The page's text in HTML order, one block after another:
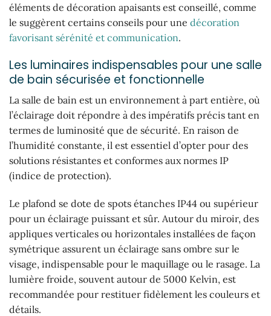
éléments de décoration apaisants est conseillé, comme
le suggèrent certains conseils pour une décoration
favorisant sérénité et communication.
Les luminaires indispensables pour une salle
de bain sécurisée et fonctionnelle
La salle de bain est un environnement à part entière, où
l’éclairage doit répondre à des impératifs précis tant en
termes de luminosité que de sécurité. En raison de
l’humidité constante, il est essentiel d’opter pour des
solutions résistantes et conformes aux normes IP
(indice de protection).
Le plafond se dote de spots étanches IP44 ou supérieur
pour un éclairage puissant et sûr. Autour du miroir, des
appliques verticales ou horizontales installées de façon
symétrique assurent un éclairage sans ombre sur le
visage, indispensable pour le maquillage ou le rasage. La
lumière froide, souvent autour de 5000 Kelvin, est
recommandée pour restituer fidèlement les couleurs et
détails.